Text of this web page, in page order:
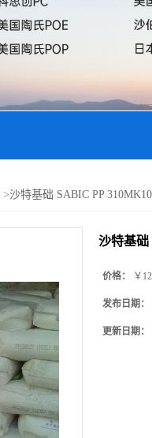
>沙特基础 SABIC PP
沙特基础
价格： ￥
发布日期：
更新日期：